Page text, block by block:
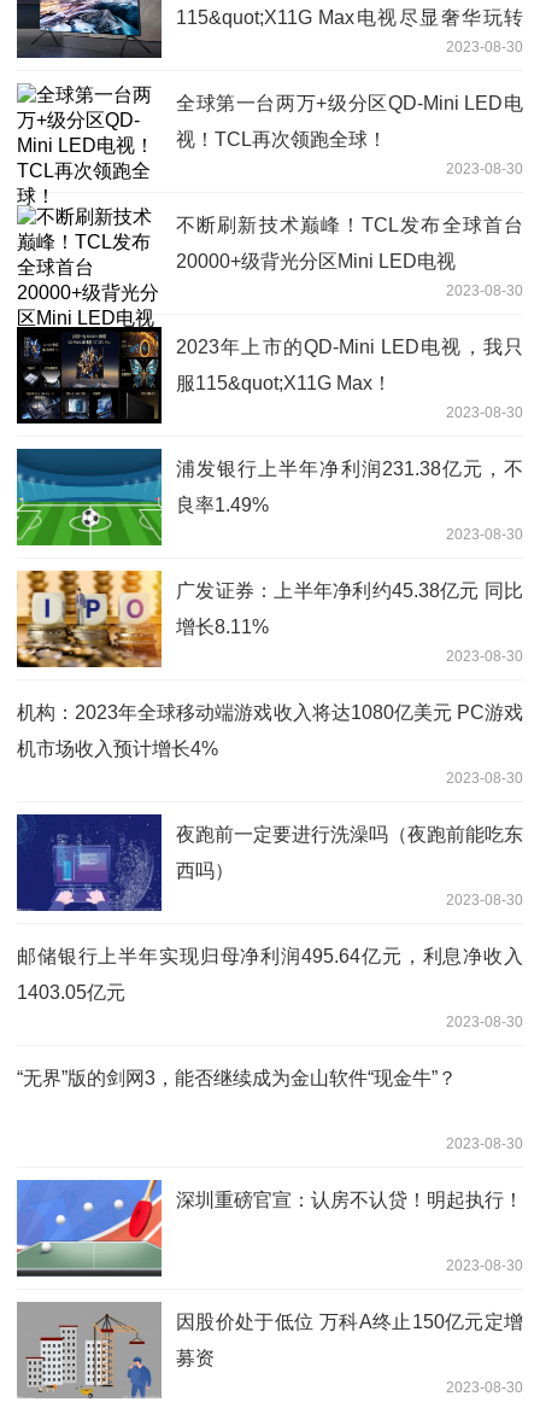
115&quot;X11G Max电视尽显奢华玩转
2023-08-30
全球第一台两万+级分区QD-Mini LED电
视！TCL再次领跑全球！
2023-08-30
不断刷新技术巅峰！TCL发布全球首台
20000+级背光分区Mini LED电视
2023-08-30
2023年上市的QD-Mini LED电视，我只
服115&quot;X11G Max！
2023-08-30
浦发银行上半年净利润231.38亿元，不
良率1.49%
2023-08-30
广发证券：上半年净利约45.38亿元 同比
增长8.11%
2023-08-30
机构：2023年全球移动端游戏收入将达1080亿美元 PC游戏
机市场收入预计增长4%
2023-08-30
夜跑前一定要进行洗澡吗（夜跑前能吃东
西吗）
2023-08-30
邮储银行上半年实现归母净利润495.64亿元，利息净收入
1403.05亿元
2023-08-30
“无界”版的剑网3，能否继续成为金山软件“现金牛”？
2023-08-30
深圳重磅官宣：认房不认贷！明起执行！
2023-08-30
因股价处于低位 万科A终止150亿元定增
募资
2023-08-30